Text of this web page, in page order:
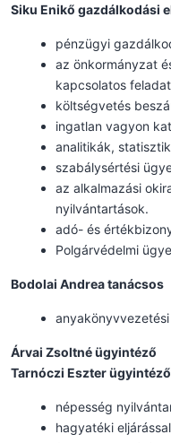
Siku Enikő gazdálkodási
pénzügyi
az önkormányzat
kapcsolatos
költségvetés
ingatlan vagyon
analitikák,
szabálysértési
az alkalmazási
nyilvántartások.
adó- és
Polgárvédelmi
Bodolai Andrea tanácsos
Árvai Zsoltné ügyintéző
Tarnóczi Eszter ügyintéző
népesség
hagyatéki